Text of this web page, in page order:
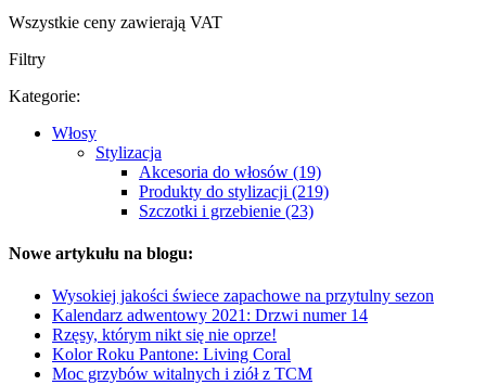
Wszystkie ceny zawierają VAT
Filtry
Kategorie:
Włosy
Stylizacja
Akcesoria do włosów (19)
Produkty do stylizacji (219)
Szczotki i grzebienie (23)
Nowe artykułu na blogu:
Wysokiej jakości świece zapachowe na przytulny sezon
Kalendarz adwentowy 2021: Drzwi numer 14
Rzęsy, którym nikt się nie oprze!
Kolor Roku Pantone: Living Coral
Moc grzybów witalnych i ziół z TCM